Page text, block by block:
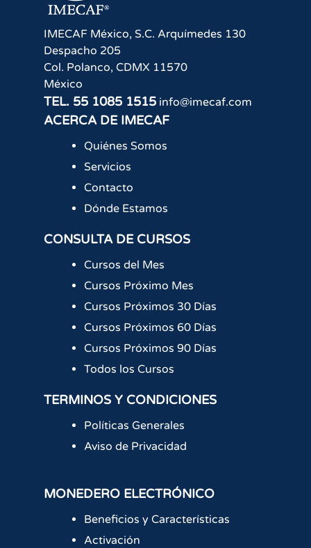
IMECAF México, S.C. Arquímedes 130
Despacho 205
Col. Polanco, CDMX 11570
México
TEL. 55 1085 1515 info@imecaf.com
ACERCA DE IMECAF
Quiénes Somos
Servicios
Contacto
Dónde Estamos
CONSULTA DE CURSOS
Cursos del Mes
Cursos Próximo Mes
Cursos Próximos 30 Días
Cursos Próximos 60 Días
Cursos Próximos 90 Días
Todos los Cursos
TERMINOS Y CONDICIONES
Políticas Generales
Aviso de Privacidad
MONEDERO ELECTRÓNICO
Beneficios y Características
Activación